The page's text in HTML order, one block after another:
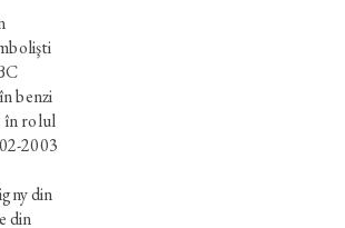
benzi
în rolul
2003
din
din